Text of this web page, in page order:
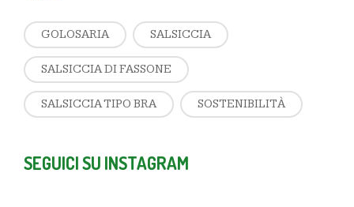
GOLOSARIA SALSICCIA
SALSICCIA DI FASSONE
SALSICCIA TIPO BRA SOSTENIBILITÀ
SEGUICI SU INSTAGRAM